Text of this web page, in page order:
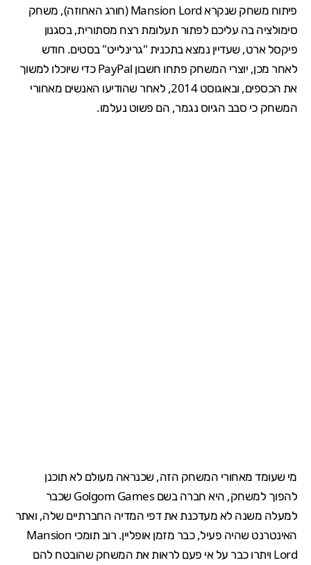
פיתוח משחק שנקראMansion Lord(חורג האחוזה), משחק
סימולציה בה עליכם לפתור תעלומת רצח מסתורית, בסגנון
פיקסל ארט, שעדיין נמצא בתכנית "גרינלייט"בסטים. חודש
לאחר מכן, יוצרי המשחק פתחו חשבון PayPal כדי שיוכלו למשוך
את הכספים, ובאוגוסט 2014, לאחר שהודיעו האנשים מאחורי
המשחק ​​כי סבב הגיוס נגמר, הם פשוט נעלמו.
מי שעומד מאחורי המשחק הזה, שכנראה מעולם לא תוכנן
להפוך למשחק, היא חברה בשם Golgom Games שכבר
למעלה משנה לא מעדכנת את דפי המדיה החברתיים שלה, ואתר
האינטרנט שהיה פעיל, כבר מזמן אופליין. רוב תומכי Mansion
Lord ויתרו כבר על אי פעם לראות את המשחק שהובטח להם